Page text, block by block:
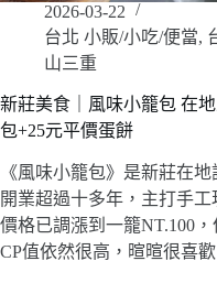
2026-03-22
台北 小販/小吃/便當,
山三重
新莊美食｜風味小籠包 在
包+25元平價蛋餅
《風味小籠包》是新莊在
開業超過十多年，主打手
價格已調漲到一籠NT.100
CP值依然很高，暄暄很喜